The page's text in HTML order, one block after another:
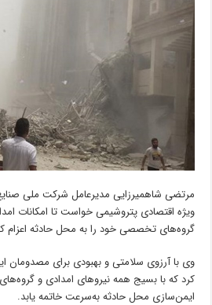
مرتضی شاهمیرزایی مدیرعامل شرکت ملی
ویژه اقتصادی پتروشیمی خواست تا امکانات
گروه‌های تخصصی خود را به محل حادثه اعزام
وی با آرزوی سلامتی و بهبودی برای مصدومان این
کرد که با بسیج همه نیروهای امدادی و
ایمن‌سازی محل حادثه به‌سرعت خاتمه یابد.